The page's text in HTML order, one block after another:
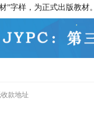
”字样，为正式出版教材。
款地址